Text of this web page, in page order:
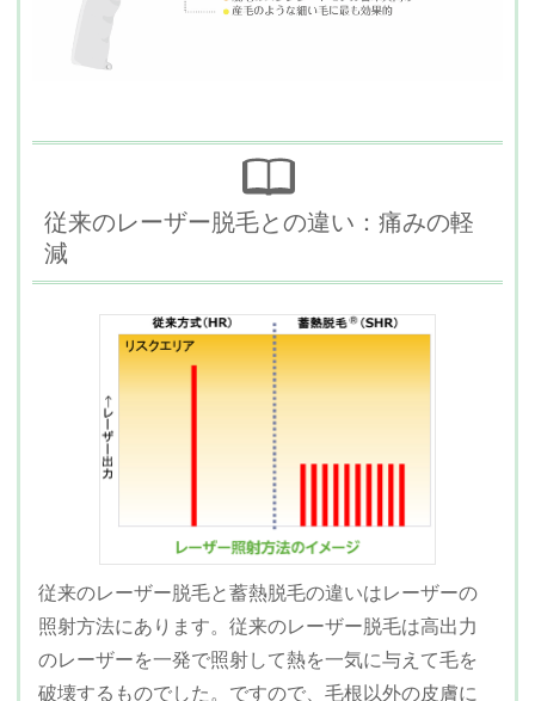
従来のレーザー脱毛との違い：痛みの軽
減
従来のレーザー脱毛と蓄熱脱毛の違いはレーザーの
照射方法にあります。従来のレーザー脱毛は高出力
のレーザーを一発で照射して熱を一気に与えて毛を
破壊するものでした。ですので、毛根以外の皮膚に